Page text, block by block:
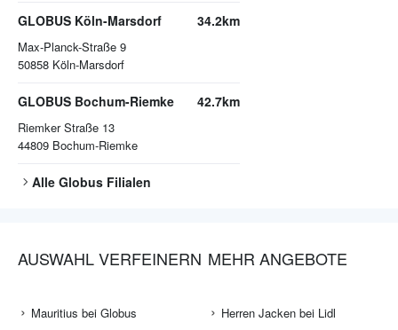
GLOBUS Köln-Marsdorf
Max-Planck-Straße 9
50858 Köln-Marsdorf
34.2km
GLOBUS Bochum-Riemke
Riemker Straße 13
44809 Bochum-Riemke
42.7km
Alle Globus Filialen
AUSWAHL VERFEINERN
Mauritius bei Globus
MEHR ANGEBOTE
Herren Jacken bei Lidl